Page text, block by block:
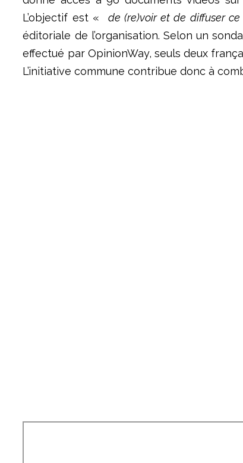
L’objectif est « de (re)voir et de diffuser
éditoriale de l’organisation. Selon un
effectué par OpinionWay, seuls deux
L’initiative commune contribue donc à